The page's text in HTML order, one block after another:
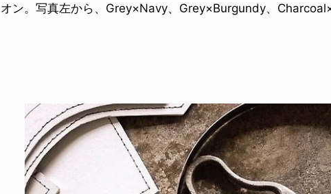
オン。写真左から、Grey×Navy、Grey×Burgundy、